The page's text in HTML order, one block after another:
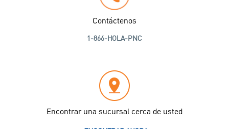
Contáctenos
1-866-HOLA-PNC
Encontrar una sucursal cerca de usted